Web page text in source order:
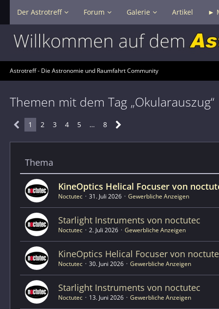
Der Astrotreff Forum Galerie Artikel ►
Astrotreff - Die Astronomie und Raumfahrt Community
Themen mit dem Tag „Okularauszug“
1 2 3 4 5 … 8
Thema
KineOptics Helical Focuser von
Noctutec 31. Juli 2026 Gewerbliche Anzeigen
Starlight Instruments von noctutec
Noctutec 2. Juli 2026 Gewerbliche Anzeigen
KineOptics Helical Focuser von
Noctutec 30. Juni 2026 Gewerbliche Anzeigen
Starlight Instruments von noctutec
Noctutec 13. Juni 2026 Gewerbliche Anzeigen